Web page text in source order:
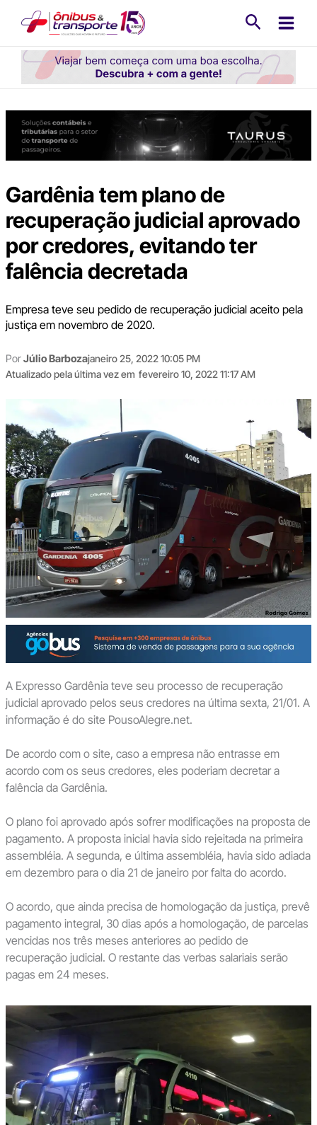
conteúdo
Gardênia tem plano de
recuperação judicial aprovado
por credores, evitando ter
falência decretada
Empresa teve seu pedido de recuperação judicial aceito pela
justiça em novembro de 2020.
PorJúlio Barbozajaneiro 25, 2022 10:05 PM
Atualizado pela última vez em fevereiro 10, 2022 11:17 AM
A Expresso Gardênia teve seu processo de recuperação
judicial aprovado pelos seus credores na última sexta, 21/01. A
informação é do site PousoAlegre.net.
De acordo com o site, caso a empresa não entrasse em
acordo com os seus credores, eles poderiam decretar a
falência da Gardênia.
O plano foi aprovado após sofrer modificações na proposta de
pagamento. A proposta inicial havia sido rejeitada na primeira
assembléia. A segunda, e última assembléia, havia sido adiada
em dezembro para o dia 21 de janeiro por falta do acordo.
O acordo, que ainda precisa de homologação da justiça, prevê
pagamento integral, 30 dias após a homologação, de parcelas
vencidas nos três meses anteriores ao pedido de
recuperação judicial. O restante das verbas salariais serão
pagas em 24 meses.